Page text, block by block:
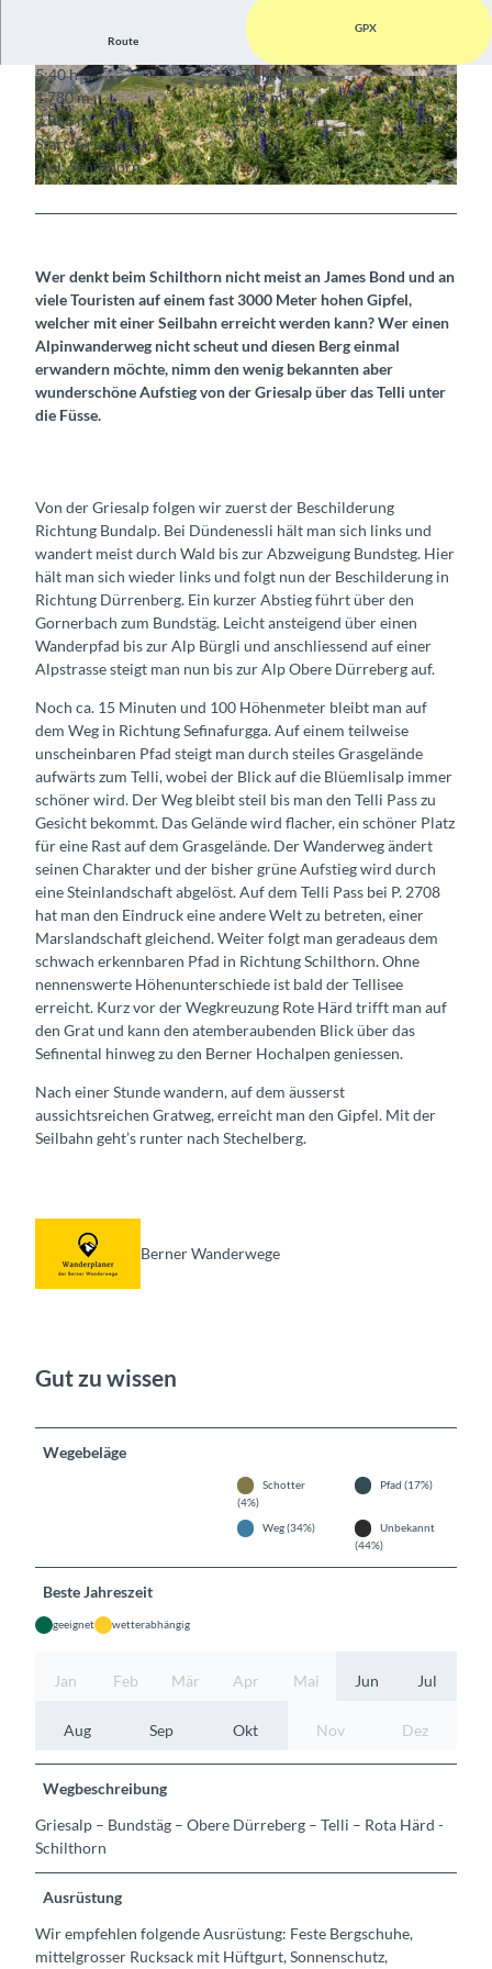
© Berner Wanderwege © Berner Wanderwege
Route
GPX
5:40 h
8,79 km
1.780 m
1.408 m
2.966 m
1.558 m
Start: Griesalp
Ziel: Schilthorn
Wer denkt beim Schilthorn nicht meist an James Bond und an
viele Touristen auf einem fast 3000 Meter hohen Gipfel,
welcher mit einer Seilbahn erreicht werden kann? Wer einen
Alpinwanderweg nicht scheut und diesen Berg einmal
erwandern möchte, nimm den wenig bekannten aber
wunderschöne Aufstieg von der Griesalp über das Telli unter
die Füsse.
Von der Griesalp folgen wir zuerst der Beschilderung
Richtung Bundalp. Bei Dündenessli hält man sich links und
wandert meist durch Wald bis zur Abzweigung Bundsteg. Hier
hält man sich wieder links und folgt nun der Beschilderung in
Richtung Dürrenberg. Ein kurzer Abstieg führt über den
Gornerbach zum Bundstäg. Leicht ansteigend über einen
Wanderpfad bis zur Alp Bürgli und anschliessend auf einer
Alpstrasse steigt man nun bis zur Alp Obere Dürreberg auf.
Noch ca. 15 Minuten und 100 Höhenmeter bleibt man auf
dem Weg in Richtung Sefinafurgga. Auf einem teilweise
unscheinbaren Pfad steigt man durch steiles Grasgelände
aufwärts zum Telli, wobei der Blick auf die Blüemlisalp immer
schöner wird. Der Weg bleibt steil bis man den Telli Pass zu
Gesicht bekommt. Das Gelände wird flacher, ein schöner Platz
für eine Rast auf dem Grasgelände. Der Wanderweg ändert
seinen Charakter und der bisher grüne Aufstieg wird durch
eine Steinlandschaft abgelöst. Auf dem Telli Pass bei P. 2708
hat man den Eindruck eine andere Welt zu betreten, einer
Marslandschaft gleichend. Weiter folgt man geradeaus dem
schwach erkennbaren Pfad in Richtung Schilthorn. Ohne
nennenswerte Höhenunterschiede ist bald der Tellisee
erreicht. Kurz vor der Wegkreuzung Rote Härd trifft man auf
den Grat und kann den atemberaubenden Blick über das
Sefinental hinweg zu den Berner Hochalpen geniessen.
Nach einer Stunde wandern, auf dem äusserst
aussichtsreichen Gratweg, erreicht man den Gipfel. Mit der
Seilbahn geht’s runter nach Stechelberg.
Berner Wanderwege
Gut zu wissen
Wegebeläge
Schotter
(4%)
Pfad (17%)
Weg (34%)
Unbekannt
(44%)
Beste Jahreszeit
geeignet wetterabhängig
Jan Feb Mär Apr Mai Jun Jul
Aug Sep Okt Nov Dez
Wegbeschreibung
Griesalp – Bundstäg – Obere Dürreberg – Telli – Rota Härd -
Schilthorn
Ausrüstung
Wir empfehlen folgende Ausrüstung: Feste Bergschuhe,
mittelgrosser Rucksack mit Hüftgurt, Sonnenschutz,